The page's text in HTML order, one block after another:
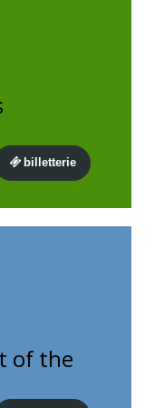
billetterie
of the